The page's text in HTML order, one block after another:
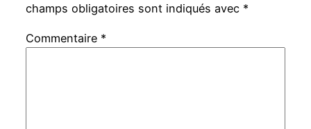
champs obligatoires sont indiqués avec *
Commentaire *